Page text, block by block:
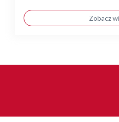
Zobacz